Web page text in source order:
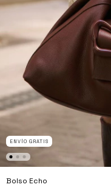
ENVÍO GRATIS
Bolso Echo